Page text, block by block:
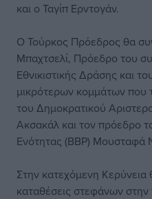
και ο Ταγίπ Ερντογάν.
Ο Τούρκος Πρόεδρος θα
Μπαχτσελί, Πρόεδρο του
Εθνικιστικής Δράσης και
μικρότερων κομμάτων που
του Δημοκρατικού
Ακσακάλ και τον πρόεδρο
Ενότητας (BBP) Μουσταφά
Στην κατεχόμενη
καταθέσεις στεφάνων